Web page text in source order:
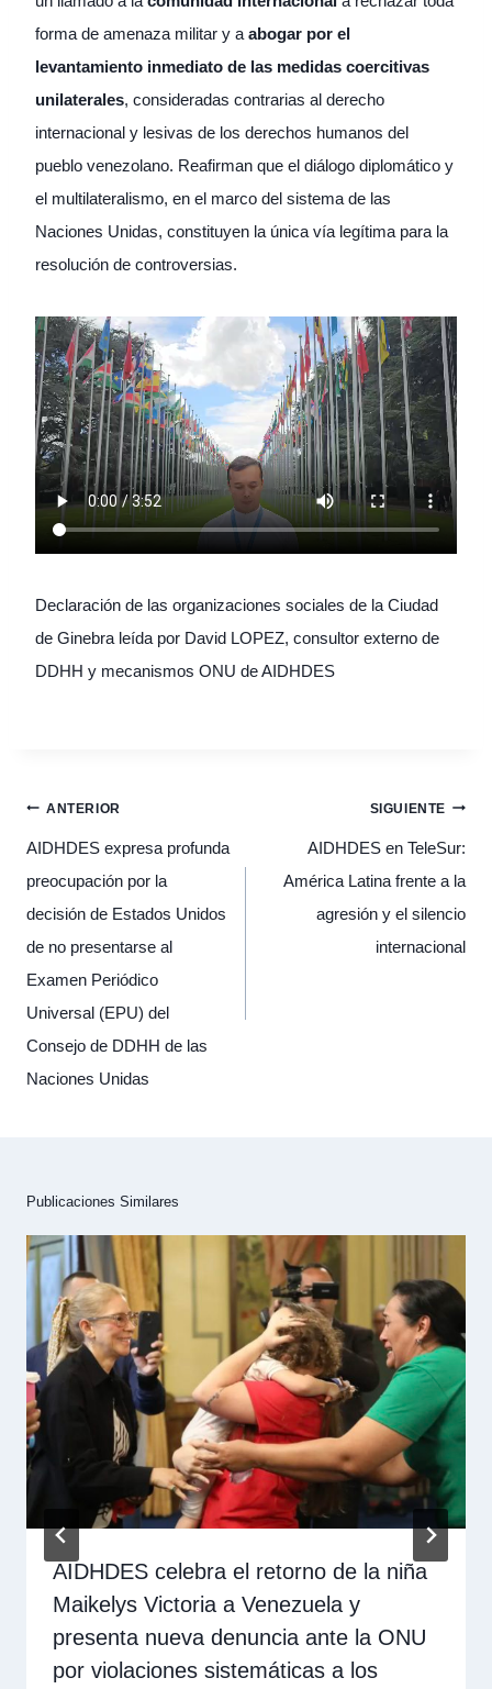
forma de amenaza militar y a abogar por el
levantamiento inmediato de las medidas coercitivas
unilaterales, consideradas contrarias al derecho
internacional y lesivas de los derechos humanos del
pueblo venezolano. Reafirman que el diálogo diplomático y
el multilateralismo, en el marco del sistema de las
Naciones Unidas, constituyen la única vía legítima para la
resolución de controversias.
Declaración de las organizaciones sociales de la Ciudad
de Ginebra leída por David LOPEZ, consultor externo de
DDHH y mecanismos ONU de AIDHDES
Navegación
entradas
ANTERIOR
AIDHDES expresa profunda
preocupación por la
decisión de Estados Unidos
de no presentarse al
Examen Periódico
Universal (EPU) del
Consejo de DDHH de las
Naciones Unidas
SIGUIENTE
AIDHDES en TeleSur:
América Latina frente a la
agresión y el silencio
internacional
Publicaciones Similares
AIDHDES celebra el retorno de la niña
Maikelys Victoria a Venezuela y
presenta nueva denuncia ante la ONU
por violaciones sistemáticas a los